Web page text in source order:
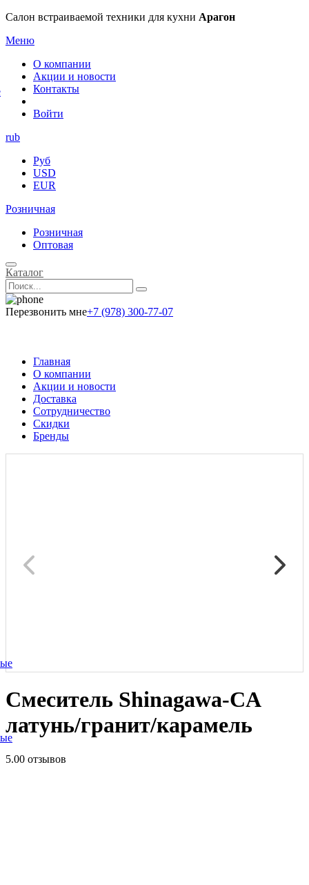
Салон встраиваемой техники для кухни Арагон
Меню
О компании
Акции и новости
Контакты
Войти
rub
Руб
USD
EUR
Розничная
Розничная
Оптовая
Каталог
Перезвонить мне+7 (978) 300-77-07
Главная
О компании
Акции и новости
Доставка
Сотрудничество
Скидки
Бренды
Смеситель Shinagawa-CA
латунь/гранит/карамель
5.00 отзывов